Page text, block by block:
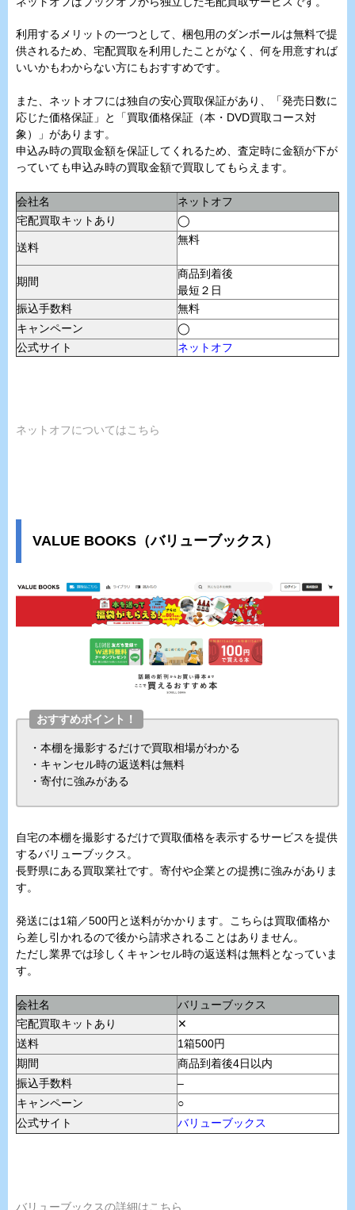
利用するメリットの一つとして、梱包用のダンボールは無料で提
供されるため、宅配買取を利用したことがなく、何を用意すれば
いいかもわからない方にもおすすめです。
また、ネットオフには独自の安心買取保証があり、「発売日数に
応じた価格保証」と「買取価格保証（本・DVD買取コース対
象）」があります。
申込み時の買取金額を保証してくれるため、査定時に金額が下が
っていても申込み時の買取金額で買取してもらえます。
会社名
ネットオフ
宅配買取キットあり
◯
送料
無料
期間
商品到着後
最短２日
振込手数料
無料
キャンペーン
◯
公式サイト
ネットオフ
ネットオフについてはこちら
VALUE BOOKS（バリューブックス）
おすすめポイント！
・本棚を撮影するだけで買取相場がわかる
・キャンセル時の返送料は無料
・寄付に強みがある
自宅の本棚を撮影するだけで買取価格を表示するサービスを提供
するバリューブックス。
長野県にある買取業社です。寄付や企業との提携に強みがありま
す。
発送には1箱／500円と送料がかかります。こちらは買取価格か
ら差し引かれるので後から請求されることはありません。
ただし業界では珍しくキャンセル時の返送料は無料となっていま
す。
会社名
バリューブックス
宅配買取キットあり
✕
送料
1箱500円
期間
商品到着後4日以内
振込手数料
–
キャンペーン
○
公式サイト
バリューブックス
バリューブックスの詳細はこちら